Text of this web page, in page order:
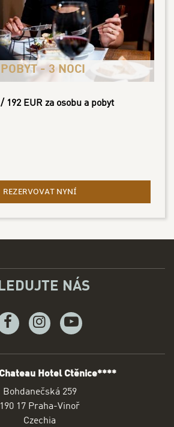
- 3 NOCI
192 EUR za osobu a pobyt
REZERVOVAT NYNÍ
Hotel Ctěnice****
Bohdanečská 259
190 17 Praha-Vinoř
Czechia
NÁS
FacebookInstagramYoutube